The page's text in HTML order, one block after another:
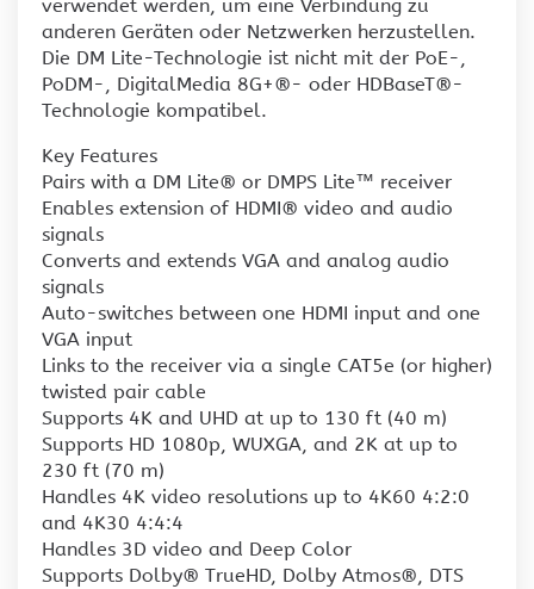
verwendet werden, um eine Verbindung zu
anderen Geräten oder Netzwerken herzustellen.
Die DM Lite-Technologie ist nicht mit der PoE-,
PoDM-, DigitalMedia 8G+®- oder HDBaseT®-
Technologie kompatibel.
Key Features
Pairs with a DM Lite® or DMPS Lite™ receiver
Enables extension of HDMI® video and audio
signals
Converts and extends VGA and analog audio
signals
Auto-switches between one HDMI input and one
VGA input
Links to the receiver via a single CAT5e (or higher)
twisted pair cable
Supports 4K and UHD at up to 130 ft (40 m)
Supports HD 1080p, WUXGA, and 2K at up to
230 ft (70 m)
Handles 4K video resolutions up to 4K60 4:2:0
and 4K30 4:4:4
Handles 3D video and Deep Color
Supports Dolby® TrueHD, Dolby Atmos®, DTS